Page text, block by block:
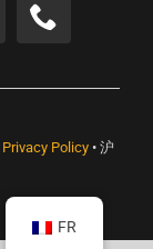
Privacy Policy • 沪
FR